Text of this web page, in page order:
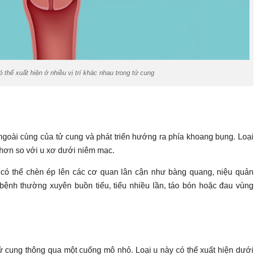
thể xuất hiện ở nhiều vị trí khác nhau trong tử cung
cùng của tử cung và phát triển hướng ra phía khoang bụng. Loại
so với u xơ dưới niêm mạc.
thể chèn ép lên các cơ quan lân cận như bàng quang, niệu quản
thường xuyên buồn tiểu, tiểu nhiều lần, táo bón hoặc đau vùng
thông qua một cuống mô nhỏ. Loại u này có thể xuất hiện dưới